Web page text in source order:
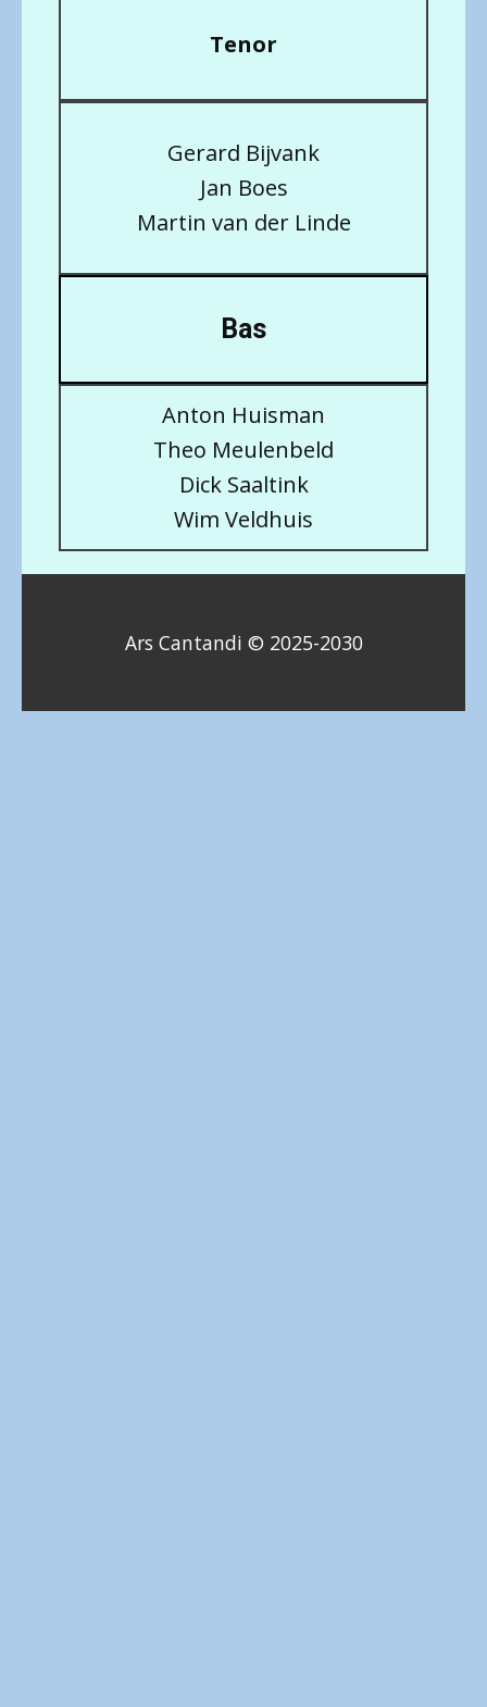
Tenor
Gerard Bijvank
Jan Boes
Martin van der Linde
Bas
Anton Huisman
Theo Meulenbeld
Dick Saaltink
Wim Veldhuis
Ars Cantandi © 2025-2030